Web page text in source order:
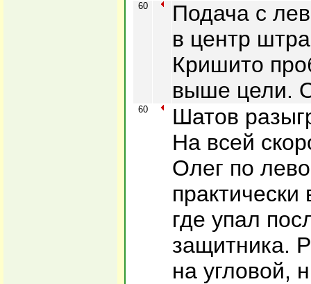
60
Подача с
в центр
Кришито
выше цели.
60
Шатов
На всей
Олег по
где упал
защитника.
на угловой,